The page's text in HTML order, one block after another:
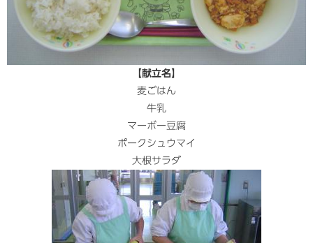
【献立名】
麦ごはん
牛乳
マーボー豆腐
ポークシュウマイ
大根サラダ